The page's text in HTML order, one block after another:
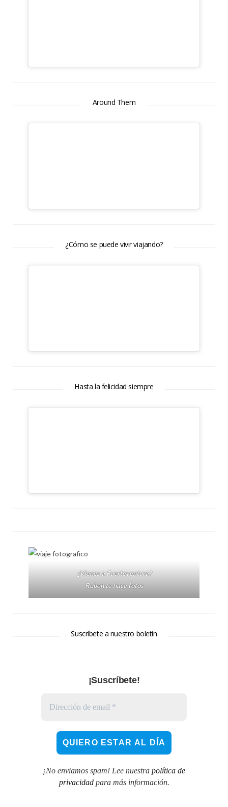
Around Them
¿Cómo se puede vivir viajando?
Hasta la felicidad siempre
¿Vienes a Fuerteventura?
Ruben te hace fotos
Suscríbete a nuestro boletín
¡Suscríbete!
¡No enviamos spam! Lee nuestra política de
privacidadpara más información.